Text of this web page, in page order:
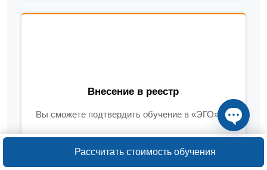
Внесение в реестр
Вы сможете подтвердить обучение в «ЭГО»:
по требованию работодателя;
по запросу налогового органа;
если документ образования утрачен или
Open
Рассчитать стоимость обучения